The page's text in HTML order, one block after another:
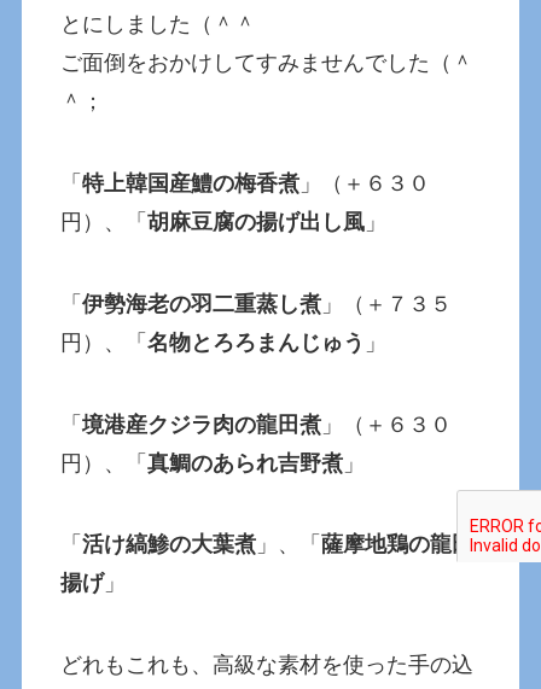
とにしました（＾＾
ご面倒をおかけしてすみませんでした（＾
＾；
「特上韓国産鱧の梅香煮 」（＋６３０
円）、「胡麻豆腐の揚げ出し風 」
「伊勢海老の羽二重蒸し煮 」（＋７３５
円）、「名物とろろまんじゅう 」
「境港産クジラ肉の龍田煮 」（＋６３０
円）、「真鯛のあられ吉野煮 」
「活け縞鯵の大葉煮 」、「薩摩地鶏の龍田
揚げ」
どれもこれも、高級な素材を使った手の込